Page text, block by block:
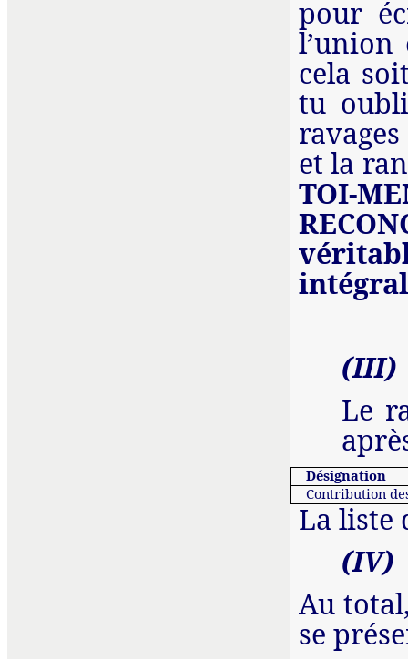
pour
cela
tu
et la
TOI-
(III)
Le
Désignation
Contribution
La liste
(IV)
Au
se